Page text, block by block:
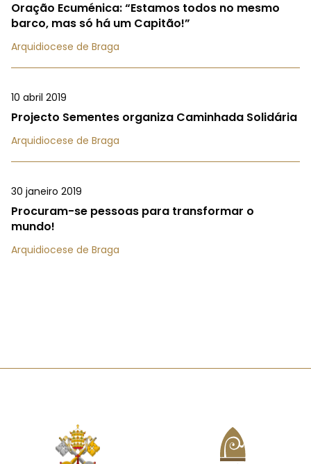
Oração Ecuménica: “Estamos todos no mesmo
barco, mas só há um Capitão!”
Arquidiocese de Braga
10 abril 2019
Projecto Sementes organiza Caminhada Solidária
Arquidiocese de Braga
30 janeiro 2019
Procuram-se pessoas para transformar o
mundo!
Arquidiocese de Braga